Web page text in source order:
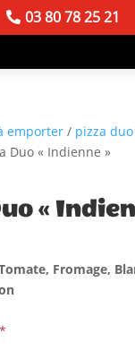
03 80 78 25 21
emporter/ pizza duo
Duo « Indienne »
«
Tomate, Fromage,